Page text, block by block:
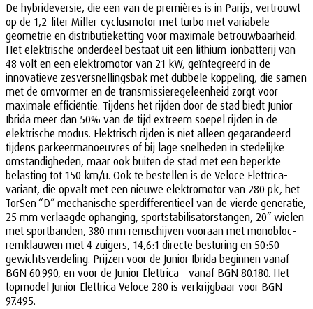
De hybrideversie, die een van de premières is in Parijs, vertrouwt
op de 1,2-liter Miller-cyclusmotor met turbo met variabele
geometrie en distributieketting voor maximale betrouwbaarheid.
Het elektrische onderdeel bestaat uit een lithium-ionbatterij van
48 volt en een elektromotor van 21 kW, geïntegreerd in de
innovatieve zesversnellingsbak met dubbele koppeling, die samen
met de omvormer en de transmissieregeleenheid zorgt voor
maximale efficiëntie. Tijdens het rijden door de stad biedt Junior
Ibrida meer dan 50% van de tijd extreem soepel rijden in de
elektrische modus. Elektrisch rijden is niet alleen gegarandeerd
tijdens parkeermanoeuvres of bij lage snelheden in stedelijke
omstandigheden, maar ook buiten de stad met een beperkte
belasting tot 150 km/u. Ook te bestellen is de Veloce Elettrica-
variant, die opvalt met een nieuwe elektromotor van 280 pk, het
TorSen “D” mechanische sperdifferentieel van de vierde generatie,
25 mm verlaagde ophanging, sportstabilisatorstangen, 20” wielen
met sportbanden, 380 mm remschijven vooraan met monobloc-
remklauwen met 4 zuigers, 14,6:1 directe besturing en 50:50
gewichtsverdeling. Prijzen voor de Junior Ibrida beginnen vanaf
BGN 60.990, en voor de Junior Elettrica - vanaf BGN 80.180. Het
topmodel Junior Elettrica Veloce 280 is verkrijgbaar voor BGN
97.495.